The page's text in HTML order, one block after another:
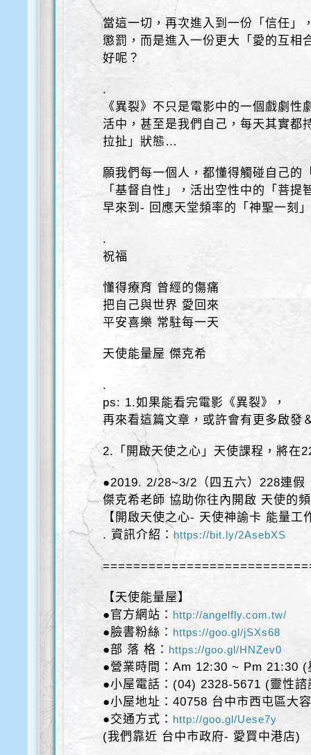
當這一切，再次進入到一份「信任」
懲罰，而是進入一份更大「愛的互相
好呢？
.
《異裂》不只是電影中的一個戲劇
活中，甚至是我們自己，每天其實都
拉扯」狀態…
願我們每一個人，都懂得觸碰自己的
「基督自性」，活出空性中的「菩
早來到- 回應天堂頻率的「神聖一刻
.
祝福
懂得療育 曾經的傷痛
把自己與世界 愛回來
平安喜樂 常駐每一天
天使能量屋 傑克希
.
ps: 1.如果能看完電影《異裂》，
再來看這篇文章，或許會有更多啟發
2.「開啟天使之心」天使課程，將在
●2019. 2/28~3/2（四五六）228連假
傑克希老師 協助你往內開啟 天使的
【開啟天使之心- 天使神諭卡 能量工
. 資訊介紹：https://bit.ly/2AsebXS
【天使能量屋】
●官方網站： http://angelfly.com.tw/
●臉書粉絲： https://goo.gl/jSXs68
●部 落 格： https://goo.gl/HNZev0
●營業時間：Am 12:30 ~ Pm 21:30 (
●小屋電話：(04) 2328-5671 (靈性
●小屋地址：40758 台中市西屯區大
●交通方式： http://goo.gl/Uese7y
(我們靠近 台中市政府- 愛買中港店)